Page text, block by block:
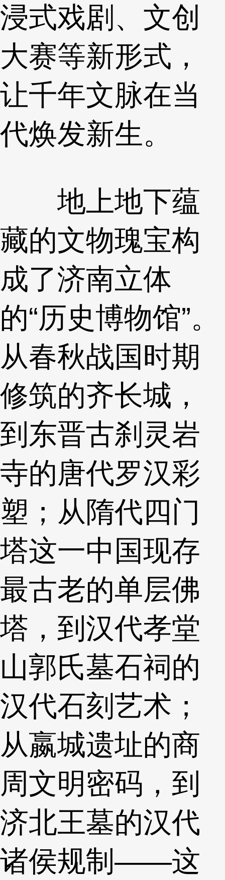
浸式戏剧、文创
大赛等新形式，
让千年文脉在当
代焕发新生。
地上地下蕴
藏的文物瑰宝构
成了济南立体
的“历史博物馆”。
从春秋战国时期
修筑的齐长城，
到东晋古刹灵岩
寺的唐代罗汉彩
塑；从隋代四门
塔这一中国现存
最古老的单层佛
塔，到汉代孝堂
山郭氏墓石祠的
汉代石刻艺术；
从嬴城遗址的商
周文明密码，到
济北王墓的汉代
诸侯规制——这